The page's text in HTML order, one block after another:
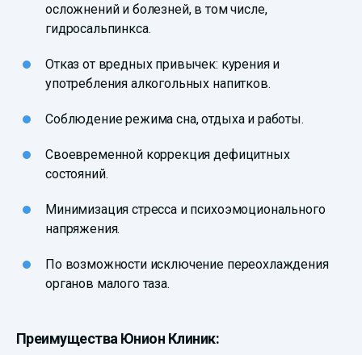
осложнений и болезней, в том числе,
гидросальпинкса.
Отказ от вредных привычек: курения и
употребления алкогольных напитков.
Соблюдение режима сна, отдыха и работы.
Своевременной коррекция дефицитных
состояний.
Минимизация стресса и психоэмоционального
напряжения.
По возможности исключение переохлаждения
органов малого таза.
Преимущества Юнион Клиник: